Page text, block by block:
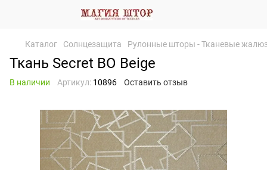
Каталог Солнцезащита Рулонные шторы - Тканевые
Ткань Secret BO Beige
В наличии Артикул: 10896 Оставить отзыв